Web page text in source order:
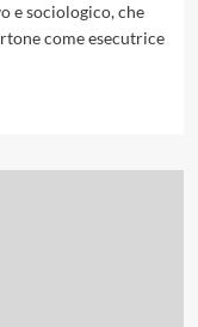
e sociologico, che
come esecutrice